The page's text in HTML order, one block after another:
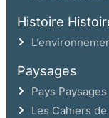
Histoire
Paysages
Pays Paysages
Les Cahiers